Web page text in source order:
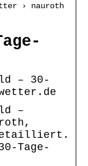
› nauroth
– 30-
–
Tage-